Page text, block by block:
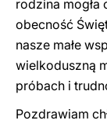
rodzina
obecność
nasze małe
wielkoduszną
próbach i
Pozdrawiam